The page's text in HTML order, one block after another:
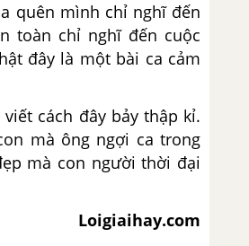
quên mình chỉ nghĩ đến
toàn chỉ nghĩ đến cuộc
đây là một bài ca cảm
cách đây bảy thập kỉ.
mà ông ngợi ca trong
mà con người thời đại
Loigiaihay.com